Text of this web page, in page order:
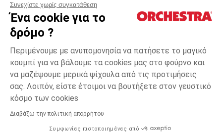
Συνεχίστε χωρίς συγκατάθεση
Ένα cookie για το
δρόμο ?
Περιμένουμε με ανυπομονησία να πατήσετε το μαγικό
κουμπί για να βάλουμε τα cookies μας στο φούρνο και
να μαζέψουμε μερικά ψίχουλα από τις προτιμήσεις
σας. Λοιπόν, είστε έτοιμοι να βουτήξετε στον γευστικό
κόσμο των cookies
Διαβάζω την πολιτική απορρήτου
Συμφωνίες πιστοποιημένες από
Εκρού
9
Δυνατότητα πληρωμής με
Γενικοί 'Οροι Πώλησης
*Εμπορικες προσφορες
Προσωπικά δεδομένα
Διαχείρηση των cookies
Προσβασιμότητα: μη συμμορφούμενη
H Orchestra συμμετέχει στον κωδικά δεοντολογίας και στο σύστημα
μεσολάβησης της Γαλλικής Ομοσπονδίας Ηλεκτρονικού Εμπορίου.